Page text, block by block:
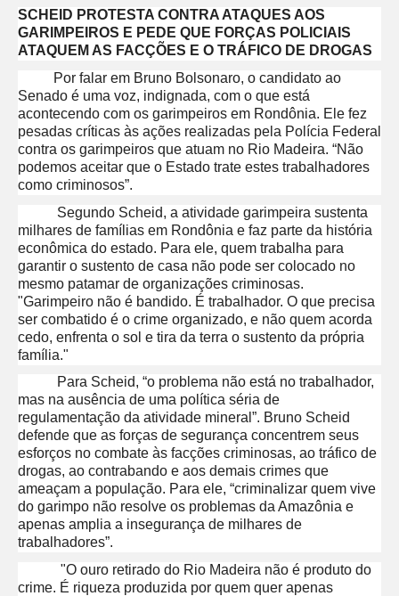
SCHEID PROTESTA CONTRA ATAQUES AOS
GARIMPEIROS E PEDE QUE FORÇAS POLICIAIS
ATAQUEM AS FACÇÕES E O TRÁFICO DE DROGAS
Por falar em Bruno Bolsonaro, o candidato ao
Senado é uma voz, indignada, com o que está
acontecendo com os garimpeiros em Rondônia. Ele fez
pesadas críticas às ações realizadas pela Polícia Federal
contra os garimpeiros que atuam no Rio Madeira. “Não
podemos aceitar que o Estado trate estes trabalhadores
como criminosos”.
Segundo Scheid, a atividade garimpeira sustenta
milhares de famílias em Rondônia e faz parte da história
econômica do estado. Para ele, quem trabalha para
garantir o sustento de casa não pode ser colocado no
mesmo patamar de organizações criminosas.
"Garimpeiro não é bandido. É trabalhador. O que precisa
ser combatido é o crime organizado, e não quem acorda
cedo, enfrenta o sol e tira da terra o sustento da própria
família."
Para Scheid, “o problema não está no trabalhador,
mas na ausência de uma política séria de
regulamentação da atividade mineral”. Bruno Scheid
defende que as forças de segurança concentrem seus
esforços no combate às facções criminosas, ao tráfico de
drogas, ao contrabando e aos demais crimes que
ameaçam a população. Para ele, “criminalizar quem vive
do garimpo não resolve os problemas da Amazônia e
apenas amplia a insegurança de milhares de
trabalhadores”.
"O ouro retirado do Rio Madeira não é produto do
crime. É riqueza produzida por quem quer apenas